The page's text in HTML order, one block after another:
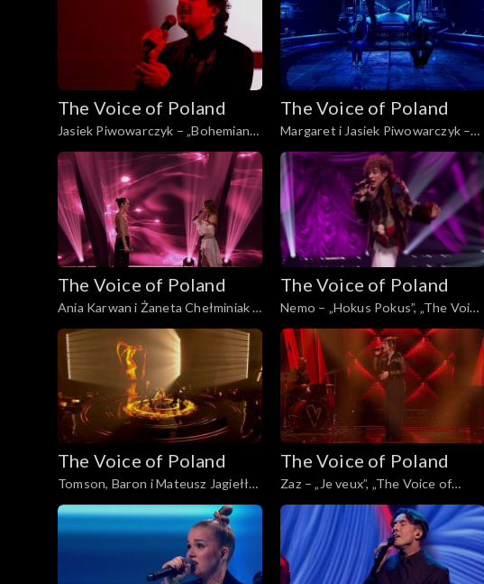
The Voice of Poland
Jasiek Piwowarczyk – „Bohemian
Rhapsody”, „The Voice of Poland”,
Finał, 29 listopada 2025
The Voice of Poland
Margaret i Jasiek Piwowarczyk –
„Kochana”, „The Voice of Poland”,
Finał, 29 listopada 2025
The Voice of Poland
Ania Karwan i Żaneta Chełminiak –
„I Wanna Dance with Somebody”,
„The Voice of Poland”, Finał, 29
listopada 2025
The Voice of Poland
Nemo – „Hokus Pokus”, „The Voice
of Poland”, Finał, 29 listopada 2025
The Voice of Poland
Tomson, Baron i Mateusz Jagiełło
– „Whole Lotta Love”, „The Voice
of Poland”, Finał, 29 listopada 2025
The Voice of Poland
Zaz – „Je veux”, „The Voice of
Poland”, Finał, 29 listopada 2025